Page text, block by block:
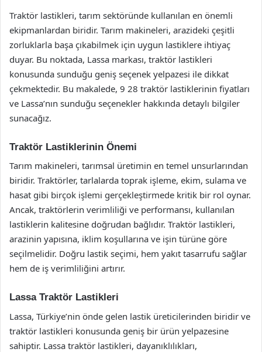
Traktör lastikleri, tarım sektöründe kullanılan en önemli
ekipmanlardan biridir. Tarım makineleri, arazideki çeşitli
zorluklarla başa çıkabilmek için uygun lastiklere ihtiyaç
duyar. Bu noktada, Lassa markası, traktör lastikleri
konusunda sunduğu geniş seçenek yelpazesi ile dikkat
çekmektedir. Bu makalede, 9 28 traktör lastiklerinin fiyatları
ve Lassa’nın sunduğu seçenekler hakkında detaylı bilgiler
sunacağız.
Traktör Lastiklerinin Önemi
Tarım makineleri, tarımsal üretimin en temel unsurlarından
biridir. Traktörler, tarlalarda toprak işleme, ekim, sulama ve
hasat gibi birçok işlemi gerçekleştirmede kritik bir rol oynar.
Ancak, traktörlerin verimliliği ve performansı, kullanılan
lastiklerin kalitesine doğrudan bağlıdır. Traktör lastikleri,
arazinin yapısına, iklim koşullarına ve işin türüne göre
seçilmelidir. Doğru lastik seçimi, hem yakıt tasarrufu sağlar
hem de iş verimliliğini artırır.
Lassa Traktör Lastikleri
Lassa, Türkiye’nin önde gelen lastik üreticilerinden biridir ve
traktör lastikleri konusunda geniş bir ürün yelpazesine
sahiptir. Lassa traktör lastikleri, dayanıklılıkları,